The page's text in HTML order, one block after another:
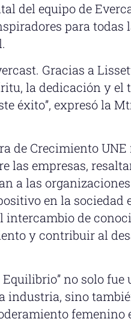
del equipo de
para todas
Gracias a
la dedicación y el
éxito”, expresó la
de Crecimiento
las empresas,
a las
en la sociedad
intercambio de
y contribuir al
no solo
industria, sino
femenino